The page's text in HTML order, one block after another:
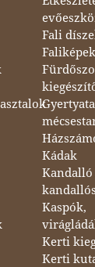
Fali
Kádak
Kandalló
Kaspók,
Kerti
Kerti